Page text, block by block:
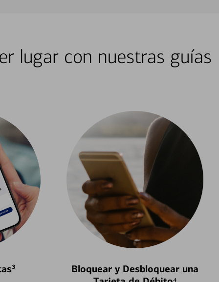
lugar con nuestras guías
Bloquear y Desbloquear una